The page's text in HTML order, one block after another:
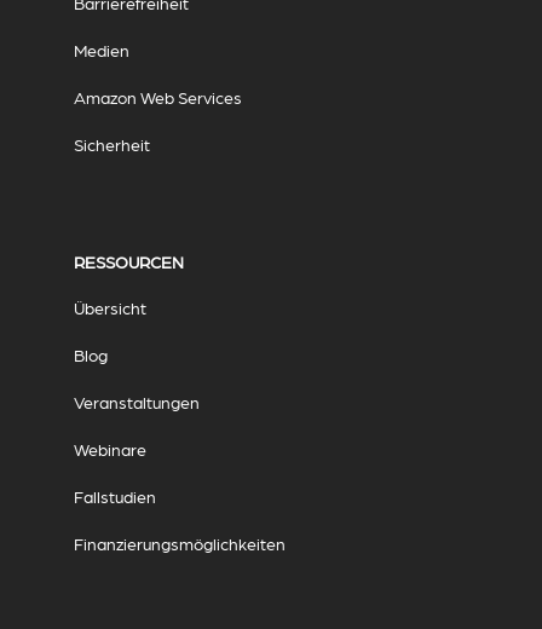
Medien
Amazon Web Services
Sicherheit
RESSOURCEN
Übersicht
Blog
Veranstaltungen
Webinare
Fallstudien
Finanzierungsmöglichkeiten